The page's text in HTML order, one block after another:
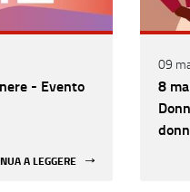
- Evento
A LEGGERE
09
8